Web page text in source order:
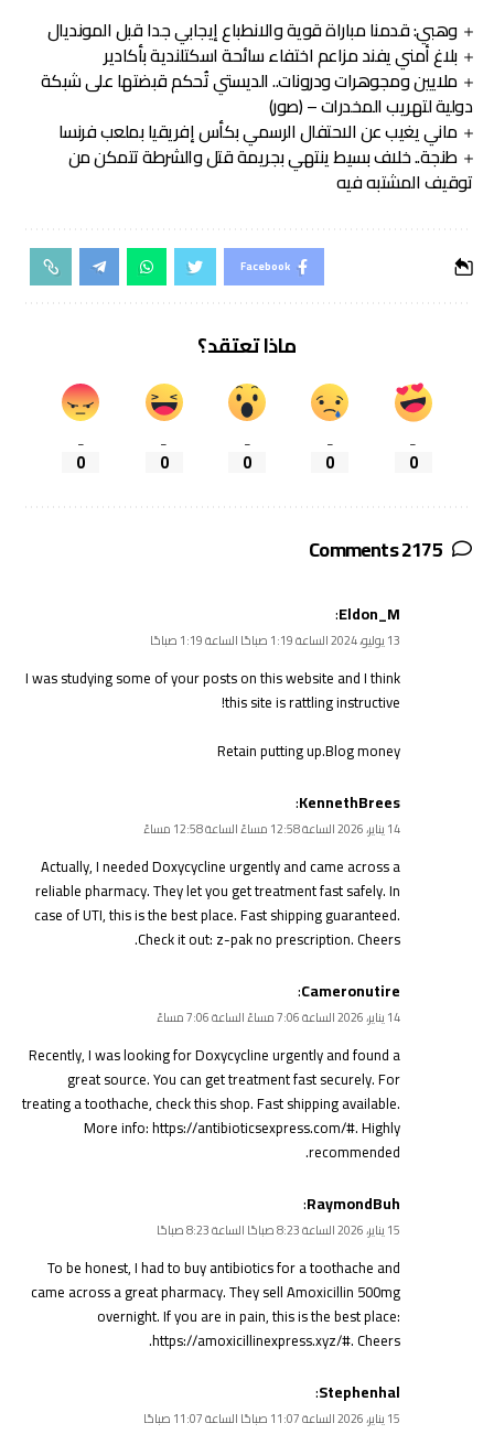
وهبي: قدمنا مباراة قوية والانطباع إيجابي جدا قبل المونديال
بلاغ أمني يفند مزاعم اختفاء سائحة اسكتلندية بأكادير
ملايين ومجوهرات ودرونات.. الديستي تُحكم قبضتها على شبكة
دولية لتهريب المخدرات – (صور)
ماني يغيب عن الاحتفال الرسمي بكأس إفريقيا بملعب فرنسا
طنجة.. خلاف بسيط ينتهي بجريمة قتل والشرطة تتمكن من
توقيف المشتبه فيه
Facebook
ماذا تعتقد؟
_
0
_
0
_
0
_
0
_
0
2175 Comments
Eldon_M
:
13 يوليو، 2024 الساعة 1:19 صباحًا الساعة 1:19 صباحًا
I was studying some of your posts on this website and I think
this site is rattling instructive!
Retain putting up.Blog money
KennethBrees
:
14 يناير، 2026 الساعة 12:58 مساءً الساعة 12:58 مساءً
Actually, I needed Doxycycline urgently and came across a
reliable pharmacy. They let you get treatment fast safely. In
case of UTI, this is the best place. Fast shipping guaranteed.
Check it out: z-pak no prescription. Cheers.
Cameronutire
:
14 يناير، 2026 الساعة 7:06 مساءً الساعة 7:06 مساءً
Recently, I was looking for Doxycycline urgently and found a
great source. You can get treatment fast securely. For
treating a toothache, check this shop. Fast shipping available.
More info:https://antibioticsexpress.com/#. Highly
recommended.
RaymondBuh
:
15 يناير، 2026 الساعة 8:23 صباحًا الساعة 8:23 صباحًا
To be honest, I had to buy antibiotics for a toothache and
came across a great pharmacy. They sell Amoxicillin 500mg
overnight. If you are in pain, this is the best place:
https://amoxicillinexpress.xyz/#. Cheers.
Stephenhal
:
15 يناير، 2026 الساعة 11:07 صباحًا الساعة 11:07 صباحًا